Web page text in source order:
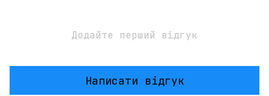
Додайте перший відгук
Написати відгук